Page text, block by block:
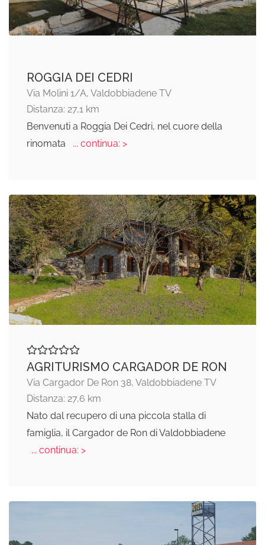
ROGGIA DEI CEDRI
Via Molini 1/A, Valdobbiadene TV
Distanza: 27,1 km
Benvenuti a Roggia Dei Cedri, nel cuore della
rinomata
... continua: >
AGRITURISMO CARGADOR DE RON
Via Cargador De Ron 38, Valdobbiadene TV
Distanza: 27,6 km
Nato dal recupero di una piccola stalla di
famiglia, il Cargador de Ron di Valdobbiadene
... continua: >